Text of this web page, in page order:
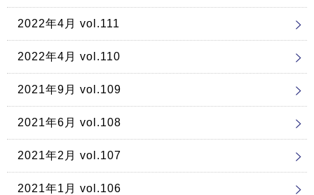
2022年4月 vol.111
2022年4月 vol.110
2021年9月 vol.109
2021年6月 vol.108
2021年2月 vol.107
2021年1月 vol.106